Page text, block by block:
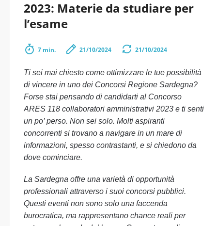
2023: Materie da studiare per
l’esame
7 min. 21/10/2024 21/10/2024
Ti sei mai chiesto come ottimizzare le tue possibilità
di vincere in uno dei Concorsi Regione Sardegna?
Forse stai pensando di candidarti al Concorso
ARES 118 collaboratori amministrativi 2023 e ti senti
un po’ perso. Non sei solo. Molti aspiranti
concorrenti si trovano a navigare in un mare di
informazioni, spesso contrastanti, e si chiedono da
dove cominciare.
La Sardegna offre una varietà di opportunità
professionali attraverso i suoi concorsi pubblici.
Questi eventi non sono solo una faccenda
burocratica, ma rappresentano chance reali per